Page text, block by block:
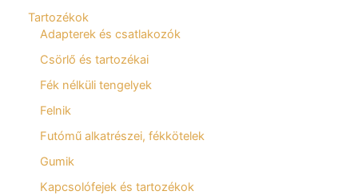
Tartozékok
Adapterek és csatlakozók
Csörlő és tartozékai
Fék nélküli tengelyek
Felnik
Futómű alkatrészei, fékkötelek
Gumik
Kapcsolófejek és tartozékok